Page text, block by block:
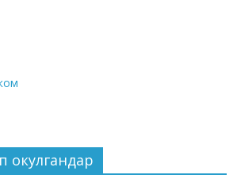
окулгандар